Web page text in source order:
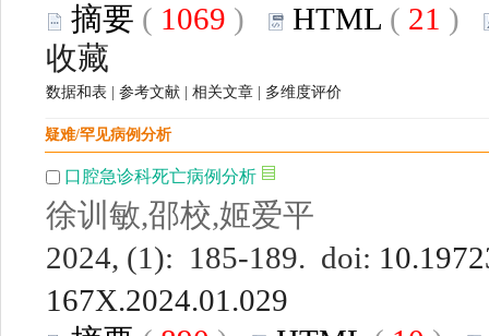
摘要 ( 1069 ) HTML ( 21 )
收藏
数据和表 | 参考文献 | 相关文章 | 多维度评价
疑难/罕见病例分析
口腔急诊科死亡病例分析
徐训敏,邵校,姬爱平
2024, (1): 185-189. doi:
167X.2024.01.029